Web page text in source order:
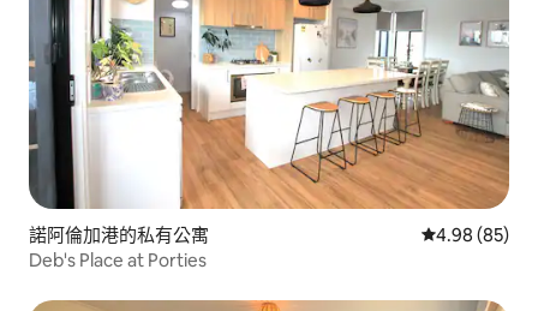
諾阿倫加港的私有公寓 從 85 則評價
4.98 (85)
Deb's Place at Porties